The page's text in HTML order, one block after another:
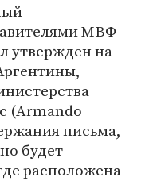
МВФ
утвержден на
(Armando
письма,
будет
расположена